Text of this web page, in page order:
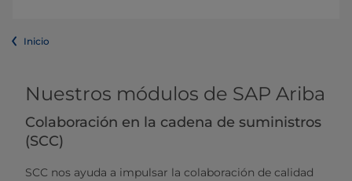
Inicio
Nuestros módulos de SAP Ariba
Colaboración en la cadena de suministros
(SCC)
SCC nos ayuda a impulsar la colaboración de calidad